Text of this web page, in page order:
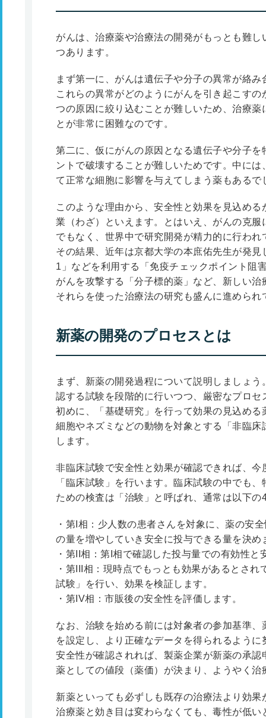
がんは、治療薬や治療法の開発がもっとも難
つあります。
まず第一に、がんは遺伝子や分子の異常が絡
これらの異常がどのようにがんを引き起こす
つの原因に絞り込むことが難しいため、治療
とが非常に困難なのです。
第二に、仮にがんの原因となる遺伝子や分子
ントで破壊することが難しいためです。中に
て正常な細胞に影響を与えてしまう薬もあるで
このような理由から、安全性と効果を見込め
業（わざ）といえます。とはいえ、がんの克
でもなく、世界中で研究開発が精力的に行われ
その結果、近年は京都大学の本庶佑先生が発
1」などを利用する「免疫チェックポイント阻
がんを攻撃する「分子標的薬」など、新しい
それらを使った治療法の研究も盛んに進められ
新薬の開発のプロセスとは
まず、新薬の開発過程について説明しましょ
認する試験を段階的に行いつつ、厳密なプロセ
初めに、「基礎研究」を行って効果の見込め
細胞やネズミなどの動物を対象とする「非臨
します。
非臨床試験で安全性と効果が確認できれば、
「臨床試験」を行います。臨床試験の中でも
ための検査は「治験」と呼ばれ、通常は以下
・第I相：少人数の患者さんを対象に、薬の安
の量を増やしていき安全に投与できる量を決め
・第II相：第I相で確認した投与量での有効性と
・第III相：現時点でもっとも効果があるとさ
試験」を行い、効果を検証します。
・第IV相：市販後の安全性を評価します。
なお、治験を始める前には対象者の参加基準
を設定し、より正確なデータを得られるよう
安全性が確認されれば、製薬企業が新薬の承
薬としての値段（薬価）が決まり、ようやく
新薬といっても必ずしも既存の治療法より効
治療薬と効き目は変わらなくても、毒性が低